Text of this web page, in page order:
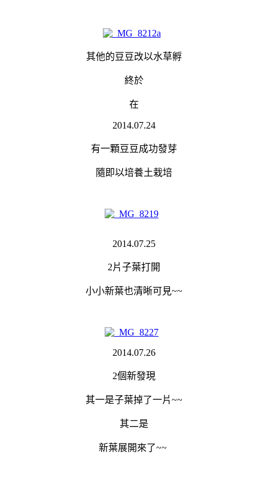
其他的豆豆改以水草孵
終於
在
2014.07.24
有一顆豆豆成功發芽
隨即以培養土栽培
2014.07.25
2片子葉打開
小小新葉也清晰可見~~
2014.07.26
2個新發現
其一是子葉掉了一片~~
其二是
新葉展開來了~~